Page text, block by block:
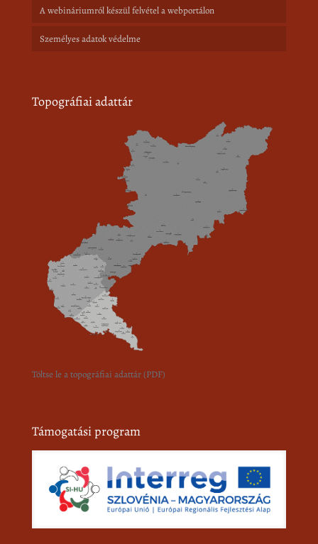
A webináriumról készül felvétel a webportálon
Személyes adatok védelme
Topográfiai adattár
Töltse le a topográfiai adattár (PDF)
Támogatási program